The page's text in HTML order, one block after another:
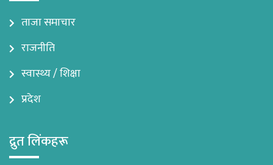
ताजा समाचार
राजनीति
स्वास्थ्य / शिक्षा
प्रदेश
द्रुत लिंकहरू